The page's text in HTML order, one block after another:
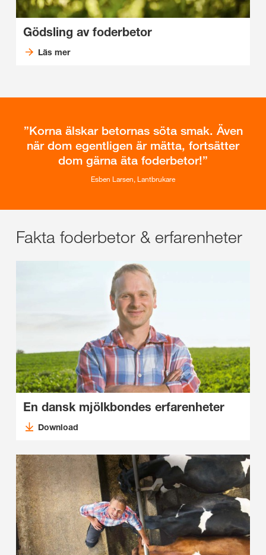
Gödsling av foderbetor
Läs mer
Korna älskar betornas söta smak. Även
när dom egentligen är mätta, fortsätter
dom gärna äta foderbetor!
Esben Larsen, Lantbrukare
Fakta foderbetor & erfarenheter
En dansk mjölkbondes erfarenheter
Download